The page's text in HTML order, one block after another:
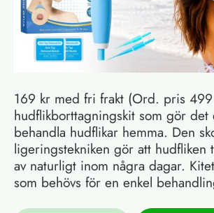
169 kr med fri frakt (Ord. pris
hudflikborttagningskit som gör det
behandla hudflikar hemma. Den
ligeringstekniken gör att hudfliken
av naturligt inom några dagar.
som behövs för en enkel